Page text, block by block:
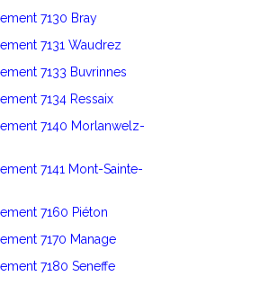
7130 Bray
7131 Waudrez
7133 Buvrinnes
7134 Ressaix
7140 Morlanwelz-
7141 Mont-Sainte-
7160 Piéton
7170 Manage
7180 Seneffe